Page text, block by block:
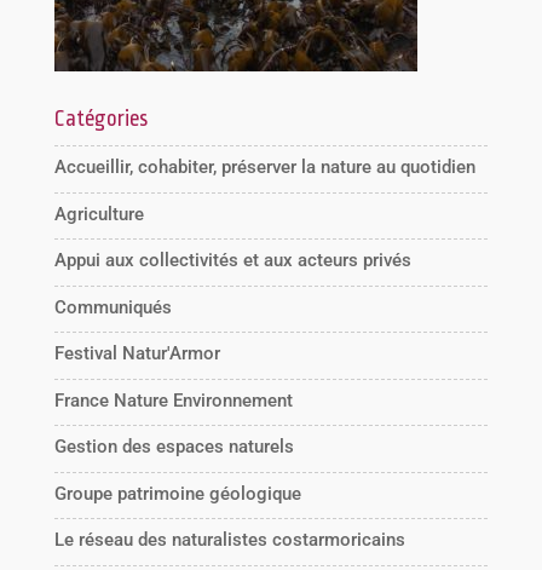
Catégories
Accueillir, cohabiter, préserver la nature au quotidien
Agriculture
Appui aux collectivités et aux acteurs privés
Communiqués
Festival Natur'Armor
France Nature Environnement
Gestion des espaces naturels
Groupe patrimoine géologique
Le réseau des naturalistes costarmoricains